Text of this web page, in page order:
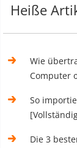
Heiße
Wie
Computer
So
Die 3